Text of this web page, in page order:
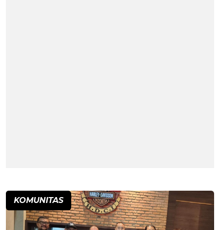
KOMUNITAS